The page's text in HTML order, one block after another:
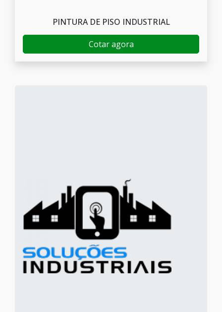
PINTURA DE PISO INDUSTRIAL
Cotar agora